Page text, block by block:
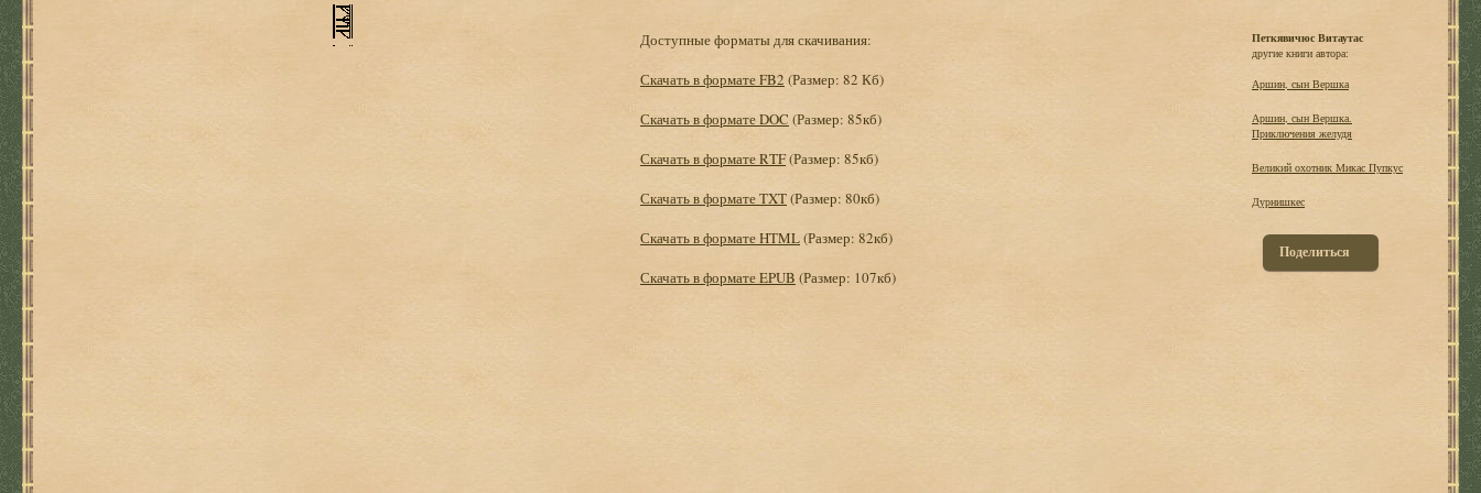
Доступные форматы для скачивания:
Скачать в формате FB2 (Размер: 82 Кб)
Скачать в формате DOC (Размер: 85кб)
Скачать в формате RTF(Размер: 85кб)
Скачать в формате TXT(Размер: 80кб)
Скачать в формате HTML(Размер: 82кб)
Скачать в формате EPUB (Размер: 107кб)
Петкявичюс Витаутас
другие книги автора:
Аршин, сын Вершка
Аршин, сын Вершка.
Приключения желудя
Великий охотник Микас Пупкус
Дурнишкес
Поделиться